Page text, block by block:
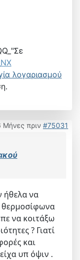
λογαριασμού
Μήνες πριν #75031
ήθελα να
θερμοσίφωνα
να κοιτάξω
? Γιατί
και
υπ όψιν .